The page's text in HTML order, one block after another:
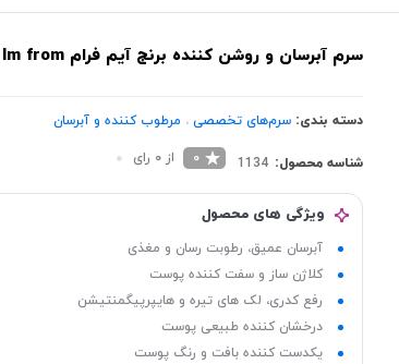
سرم آبرسان و روشن کننده برنج آیم فرام Im from
دسته بندی: سرم‌های تخصصی ، مرطوب کننده و آبرسان
شناسه محصول: 1134
0 از 0 رای
ویژگی های محصول
آبرسان عمیق، رطوبت رسان و مغذی
کلاژن ساز و سفت کننده پوست
رفع کدری، لک های تیره و هایپرپیگمنتیشن
درخشان کننده طبیعی پوست
یکدست کننده بافت و رنگ پوست